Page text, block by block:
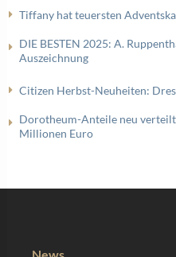
Tiffany hat teuersten
DIE BESTEN 2025: A.
Auszeichnung
Citizen Herbst-Neuheiten:
Dorotheum-Anteile neu
Millionen Euro